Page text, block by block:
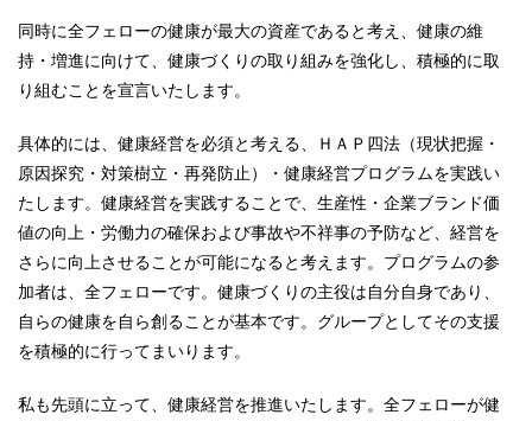
同時に全フェローの健康が最大の資産であると考え、健康の維
持・増進に向けて、健康づくりの取り組みを強化し、積極的に取
り組むことを宣言いたします。
具体的には、健康経営を必須と考える、ＨＡＰ四法（現状把握・
原因探究・対策樹立・再発防止）・健康経営プログラムを実践い
たします。健康経営を実践することで、生産性・企業ブランド価
値の向上・労働力の確保および事故や不祥事の予防など、経営を
さらに向上させることが可能になると考えます。プログラムの参
加者は、全フェローです。健康づくりの主役は自分自身であり、
自らの健康を自ら創ることが基本です。グループとしてその支援
を積極的に行ってまいります。
私も先頭に立って、健康経営を推進いたします。全フェローが健